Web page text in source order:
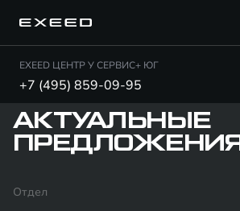
EXEED ЦЕНТР У СЕРВИС+ ЮГ
+7 (495) 859-09-95
АКТУАЛЬНЫЕ
ПРЕДЛОЖЕНИЯ
Отдел